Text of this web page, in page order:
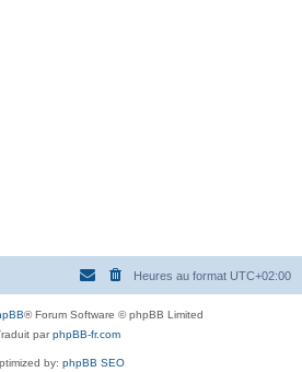
Heures au format UTC+02:00
® Forum Software © phpBB Limited
parphpBB-fr.com
by: phpBB SEO